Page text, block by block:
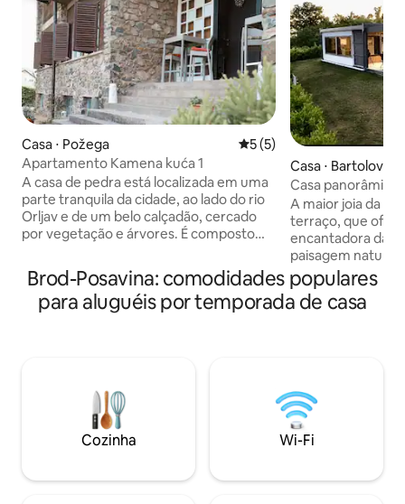
Casa ⋅ Požega 5 de uma avaliação média
5 (5)
Apartamento Kamena kuća 1
A casa de pedra está localizada em uma
parte tranquila da cidade, ao lado do rio
Orljav e de um belo calçadão, cercado
por vegetação e árvores. É composto
apartamentos. O terreno esportivo e o
parque infantil ficam a 2 minutos a pé da
Stone House. A casa de pedra é
churrasqueira e um grande
estacionamento gratuito. PET FRIENDLY.
Do centra grada ima do 8 minuta hoda.
Casa ⋅ Bartolovci
Casa panorâmica
A maior joia da
terraço, que
encantadora das
paisagem natural
preparando
churrasqueira
sobre a
escapar da
recarregar as
natureza – sua
começa aqui!
Brod-Posavina: comodidades populares
para aluguéis por temporada de casa
Cozinha Wi-Fi